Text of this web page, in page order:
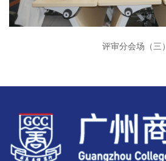
评审分会场（三）